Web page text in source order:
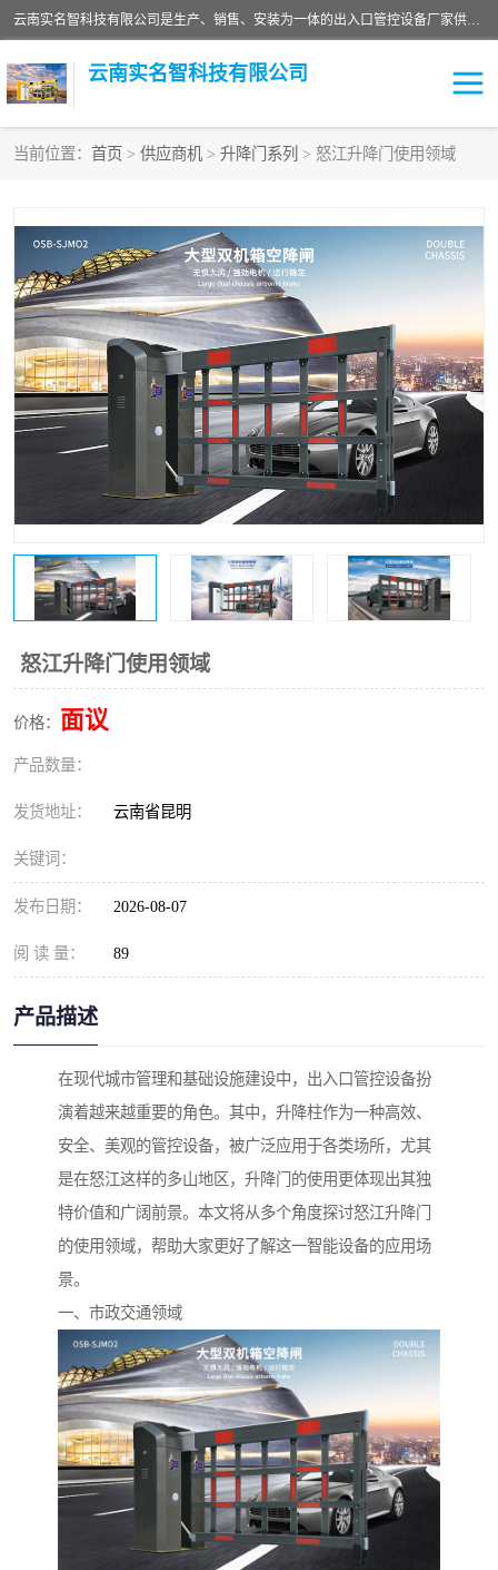
云南实名智科技有限公司是生产、销售、安装为一体的出入口管控设备厂家供应商。主营:电动伸缩门、道闸、广告道闸、重型空降闸、车牌识别、门禁通道、升降柱、岗亭、旗杆等智能设备。主营产品: 电动伸缩门,道闸门禁,车牌识别 生产、销售、安装为一体的出入口管控设备厂家源头供应商。
云南实名智科技有限公司
当前位置： 首页 > 供应商机 > 升降门系列 > 怒江升降门使用领域
怒江升降门使用领域
价格： 面议
产品数量：
发货地址： 云南省昆明
关键词：
发布日期： 2026-08-07
阅 读 量： 89
产品描述
在现代城市管理和基础设施建设中，出入口管控设备扮
演着越来越重要的角色。其中，升降柱作为一种高效、
安全、美观的管控设备，被广泛应用于各类场所，尤其
是在怒江这样的多山地区，升降门的使用更体现出其独
特价值和广阔前景。本文将从多个角度探讨怒江升降门
的使用领域，帮助大家更好了解这一智能设备的应用场
景。
一、市政交通领域
广告道闸系列 普通道闸系列
升降门系列 通道闸系列
小门系列 伸缩门